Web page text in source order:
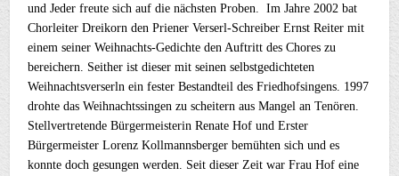
und Jeder freute sich auf die nächsten Proben. Im Jahre 2002 bat
Chorleiter Dreikorn den Priener Verserl-Schreiber Ernst Reiter mit
einem seiner Weihnachts-Gedichte den Auftritt des Chores zu
bereichern. Seither ist dieser mit seinen selbstgedichteten
Weihnachtsverserln ein fester Bestandteil des Friedhofsingens. 1997
drohte das Weihnachtssingen zu scheitern aus Mangel an Tenören.
Stellvertretende Bürgermeisterin Renate Hof und Erster
Bürgermeister Lorenz Kollmannsberger bemühten sich und es
konnte doch gesungen werden. Seit dieser Zeit war Frau Hof eine